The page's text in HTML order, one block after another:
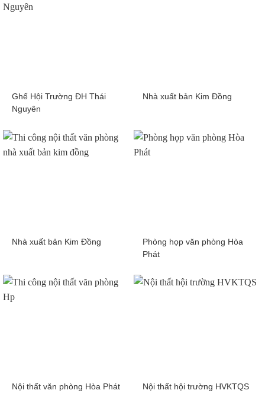
Ghế Hội Trường ĐH Thái
Nguyên
Nhà xuất bản Kim Đồng
Nhà xuất bản Kim Đồng
Phòng họp văn phòng Hòa
Phát
Nội thất văn phòng Hòa Phát Nội thất hội trường HVKTQS